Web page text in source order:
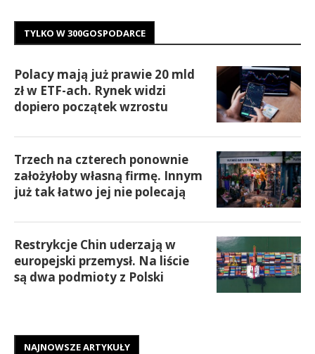
TYLKO W 300GOSPODARCE
Polacy mają już prawie 20 mld
zł w ETF-ach. Rynek widzi
dopiero początek wzrostu
Trzech na czterech ponownie
założyłoby własną firmę. Innym
już tak łatwo jej nie polecają
Restrykcje Chin uderzają w
europejski przemysł. Na liście
są dwa podmioty z Polski
NAJNOWSZE ARTYKUŁY